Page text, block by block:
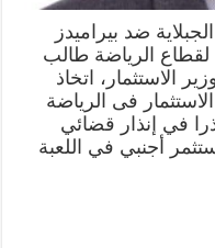
ضد بيراميدز
لقطاع الرياضة طالب
الاستثمار، اتخاذ
فى الرياضة
في إنذار قضائي
أجنبي في اللعبة